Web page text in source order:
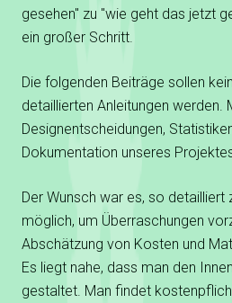
gesehen" zu "wie geht das jetzt
ein großer Schritt.
Die folgenden Beiträge sollen
detaillierten Anleitungen werden.
Designentscheidungen,
Dokumentation unseres
Der Wunsch war es, so detailliert
möglich, um Überraschungen
Abschätzung von Kosten und
Es liegt nahe, dass man den
gestaltet. Man findet